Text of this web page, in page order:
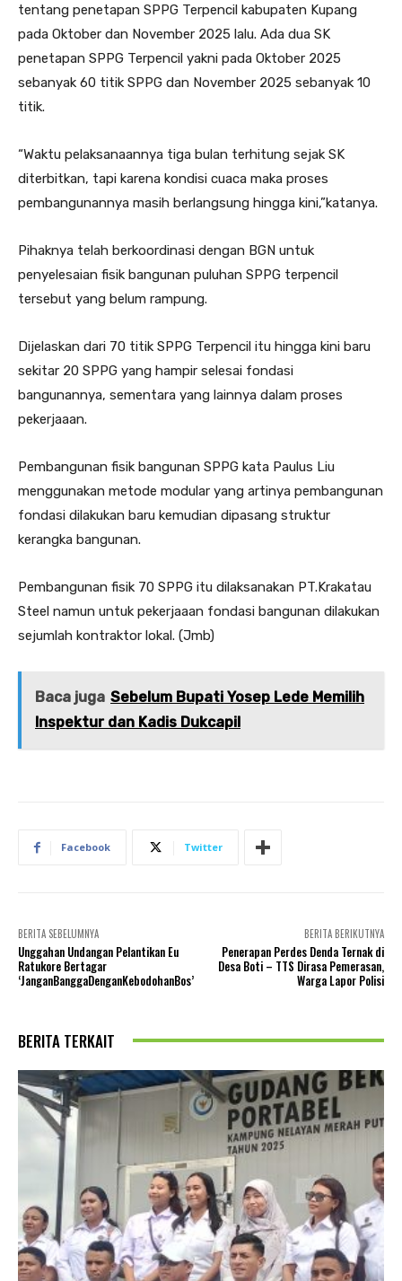
tentang penetapan SPPG Terpencil kabupaten Kupang
pada Oktober dan November 2025 lalu. Ada dua SK
penetapan SPPG Terpencil yakni pada Oktober 2025
sebanyak 60 titik SPPG dan November 2025 sebanyak 10
titik.
“Waktu pelaksanaannya tiga bulan terhitung sejak SK
diterbitkan, tapi karena kondisi cuaca maka proses
pembangunannya masih berlangsung hingga kini,”katanya.
Pihaknya telah berkoordinasi dengan BGN untuk
penyelesaian fisik bangunan puluhan SPPG terpencil
tersebut yang belum rampung.
Dijelaskan dari 70 titik SPPG Terpencil itu hingga kini baru
sekitar 20 SPPG yang hampir selesai fondasi
bangunannya, sementara yang lainnya dalam proses
pekerjaaan.
Pembangunan fisik bangunan SPPG kata Paulus Liu
menggunakan metode modular yang artinya pembangunan
fondasi dilakukan baru kemudian dipasang struktur
kerangka bangunan.
Pembangunan fisik 70 SPPG itu dilaksanakan PT.Krakatau
Steel namun untuk pekerjaaan fondasi bangunan dilakukan
sejumlah kontraktor lokal. (Jmb)
Baca juga Sebelum Bupati Yosep Lede Memilih
Inspektur dan Kadis Dukcapil
Facebook Twitter
BERITA SEBELUMNYA
Unggahan Undangan Pelantikan Eu
Ratukore Bertagar
‘JanganBanggaDenganKebodohanBos’
BERITA BERIKUTNYA
Penerapan Perdes Denda Ternak di
Desa Boti – TTS Dirasa Pemerasan,
Warga Lapor Polisi
BERITA TERKAIT